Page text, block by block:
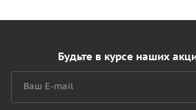
Будьте в курсе наших